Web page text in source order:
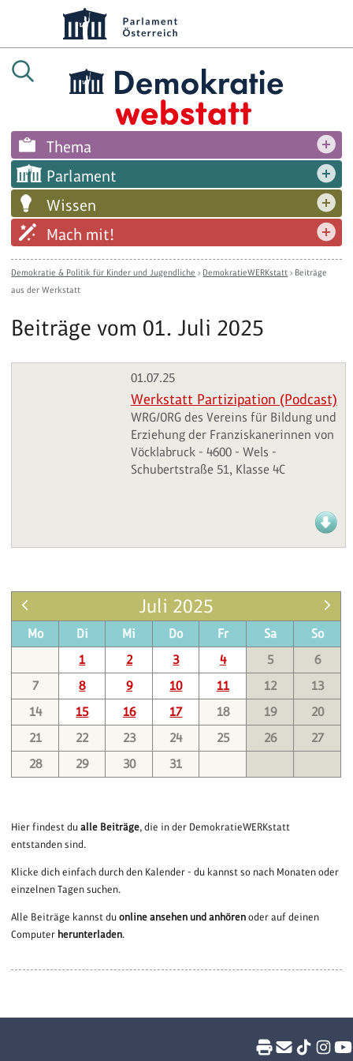
Thema
Parlament
Wissen
Mach mit!
Demokratie & Politik für Kinder und Jugendliche › DemokratieWERKstatt › Beiträge
aus der Werkstatt
Beiträge vom 01. Juli 2025
01.07.25
Werkstatt Partizipation (Podcast)
WRG/ORG des Vereins für Bildung und
Erziehung der Franziskanerinnen von
Vöcklabruck - 4600 - Wels -
Schubertstraße 51, Klasse 4C
Juli 2025
Mo Di Mi Do Fr Sa
So
1
2 3 4 5
6
7
8 9 10 11 12
13
14
15 16 17 18 19
20
21
22 23 24 25 26
27
28
29 30 31
Hier findest dualle Beiträge, die in der DemokratieWERKstatt
entstanden sind.
Klicke dich einfach durch den Kalender - du kannst so nach Monaten oder
einzelnen Tagen suchen.
Alle Beiträge kannst duonline ansehen und anhören oder auf deinen
Computer herunterladen.